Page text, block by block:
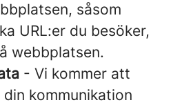
såsom
URL:er du besöker,
webbplatsen.
- Vi kommer att
kommunikation